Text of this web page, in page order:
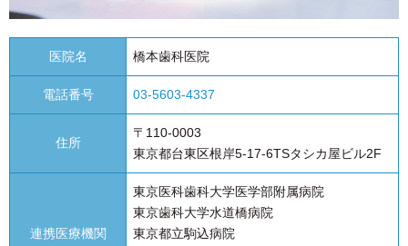
医院名 橋本歯科医院
電話番号 03-5603-4337
住所
〒110-0003
東京都台東区根岸5-17-6TSタシカ屋ビル2F
連携医療機関
東京医科歯科大学医学部附属病院
東京歯科大学水道橋病院
東京都立駒込病院